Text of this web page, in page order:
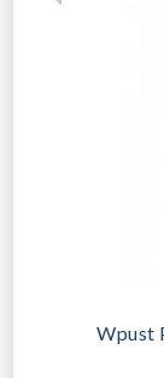
Wpust